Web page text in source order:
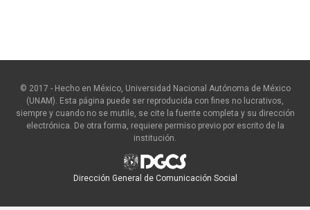
© 2017 - Hecho en México, Universidad Nacional Autónoma de México
(UNAM). Esta página puede ser reproducida con fines no lucrativos,
siempre y cuando no se mutile, se cite la fuente completa y su dirección
electrónica. De otra forma, requiere permiso previo por escrito de la
institución.
Dirección General de Comunicación Social